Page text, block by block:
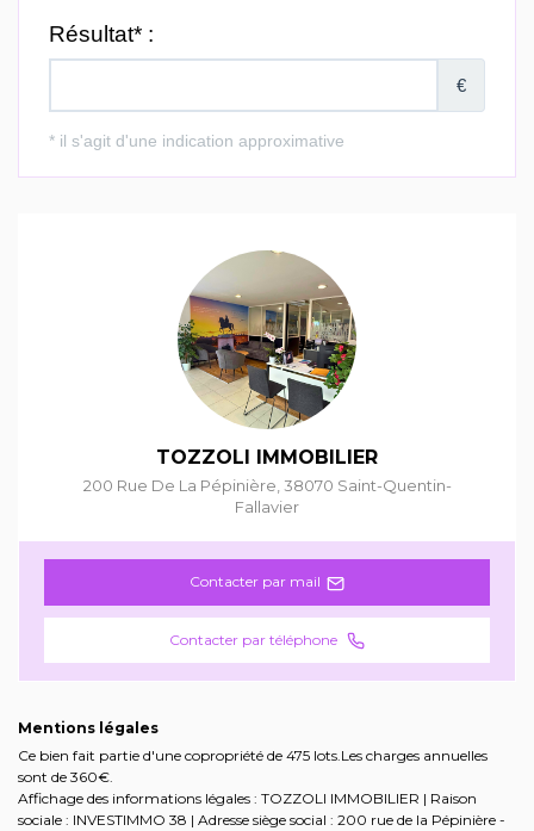
TOZZOLI IMMOBILIER
200 Rue De La Pépinière,38070 Saint-Quentin-
Fallavier
Contacter par mail
Contacter par téléphone
Mentions légales
Ce bien fait partie d'une copropriété de 475 lots.Les charges annuelles
sont de 360€.
Affichage des informations légales : TOZZOLI IMMOBILIER | Raison
sociale : INVESTIMMO 38 | Adresse siège social : 200 rue de la Pépinière -